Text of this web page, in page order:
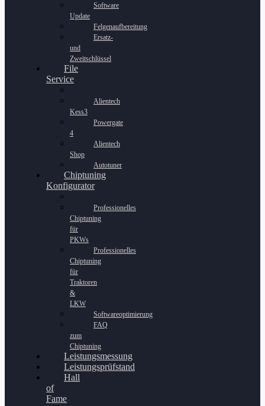
Software
Update
Felgenaufbereitung
Ersatz-
und
Zweitschlüssel
File
Service
Alientech
Kess3
Powergate
4
Alientech
Shop
Autotuner
Chiptuning
Konfigurator
Professionelles
Chiptuning
für
PKWs
Professionelles
Chiptuning
für
Traktoren
&
LKW
Softwareoptimierung
FAQ
zum
Chiptuning
Leistungsmessung
Leistungsprüfstand
Hall
of
Fame